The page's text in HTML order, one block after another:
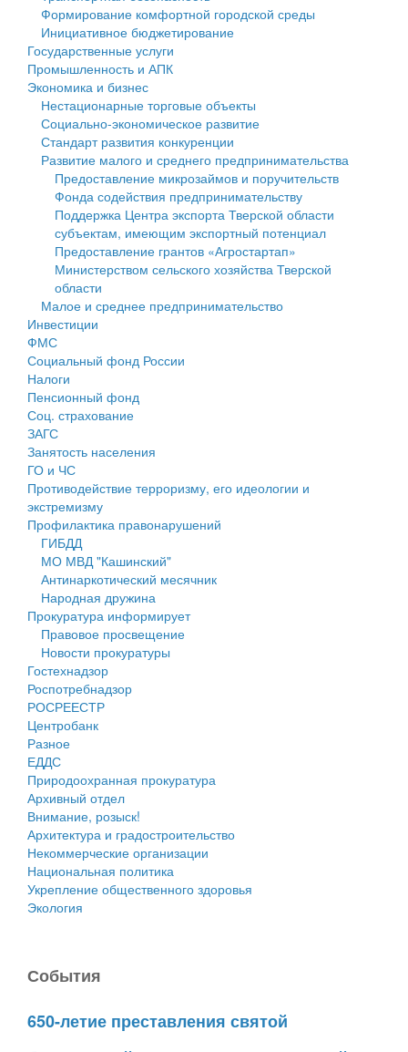
Государственные услуги
Промышленность и АПК
Экономика и бизнес
Символика
Устав
Гостям округа
Туризм
Культура
Образование
Здравоохранение
Социальная защита
Фотоальбом
муниципального округа Тверской области
Администрация Кашинского муниципального округа
Тверской области
Управление сельскими территориями
Открытые данные
Работа с обращениями граждан
Муниципальный контроль
Муниципальные услуги
Проекты административных регламентов
Антимонопольный комплаенс
Противодействие коррупции
Финансовое управление
Бюджет для граждан
Имущество
Выявление правообладателей ранее учтенных
объектов недвижимости
Имущественная поддержка субъектов малого и
среднего предпринимательства
Информационная поддержка субъектов малого и
среднего предпринимательства
Муниципальные программы
Контрольно-счетная палата
Персональные данные
Оценка регулирующего воздействия
Деятельность МУ
Нормативы градостроительного проектирования
Правила землепользования и застройки
Генеральные планы
Проекты планировки территории
Собрание депутатов
Городское поселение
Сельские поселения
Формирование комфортной городской среды
Инициативное бюджетирование
Государственные услуги
Промышленность и АПК
Экономика и бизнес
Нестационарные торговые объекты
Социально-экономическое развитие
Стандарт развития конкуренции
Развитие малого и среднего предпринимательства
Предоставление микрозаймов и поручительств
Фонда содействия предпринимательству
Поддержка Центра экспорта Тверской области
субъектам, имеющим экспортный потенциал
Предоставление грантов «Агростартап»
Министерством сельского хозяйства Тверской
области
Малое и среднее предпринимательство
Инвестиции
ФМС
Социальный фонд России
Налоги
Пенсионный фонд
Соц. страхование
ЗАГС
Занятость населения
ГО и ЧС
Противодействие терроризму, его идеологии и
экстремизму
Профилактика правонарушений
ГИБДД
МО МВД "Кашинский"
Антинаркотический месячник
Народная дружина
Прокуратура информирует
Правовое просвещение
Новости прокуратуры
Гостехнадзор
Роспотребнадзор
РОСРЕЕСТР
Центробанк
Разное
ЕДДС
Природоохранная прокуратура
Архивный отдел
Внимание, розыск!
Архитектура и градостроительство
Некоммерческие организации
Национальная политика
Укрепление общественного здоровья
Экология
События
650-летие преставления святой